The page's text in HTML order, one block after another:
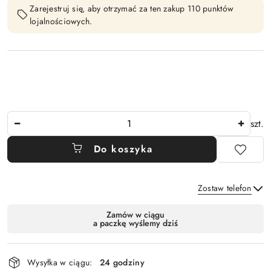
Zarejestruj się, aby otrzymać za ten zakup 110 punktów
lojalnościowych.
szt.
Do koszyka
Zostaw telefon
Wyślij
dostawa
Zamów w ciągu
a paczkę wyślemy dziś
Wysyłka w ciągu:
24 godziny